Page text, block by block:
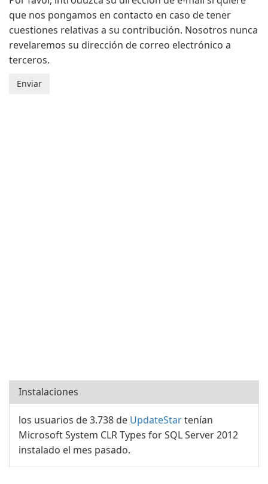
que nos pongamos en contacto en caso de tener
cuestiones relativas a su contribución. Nosotros nunca
revelaremos su dirección de correo electrónico a
terceros.
Instalaciones
los usuarios de 3.738 de UpdateStartenían
Microsoft System CLR Types for SQL Server 2012
instalado el mes pasado.